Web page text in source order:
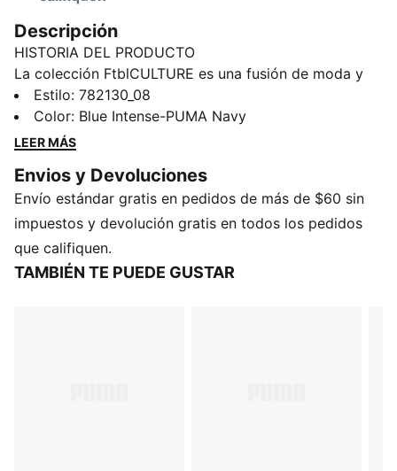
Descripción
HISTORIA DEL PRODUCTO
La colección FtblCULTURE es una fusión de moda y
fútbol que celebra la herencia y el estilo atemporal del
club. Con diseños audaces y un enfoque en su rica
historia, esta colección une cultura, lealtad y
conexión con los colores va más allá del campo.
CARACTERÍSTICAS Y BENEFICIOS
Hecho con al menos un 20 % de algodón reciclado.
Estilo: 782130_08
Color: Blue Intense-PUMA Navy
LEER MÁS
Envios y Devoluciones
Envío estándar gratis en pedidos de más de $60 sin
impuestos y devolución gratis en todos los pedidos
que califiquen.
TAMBIÉN TE PUEDE GUSTAR